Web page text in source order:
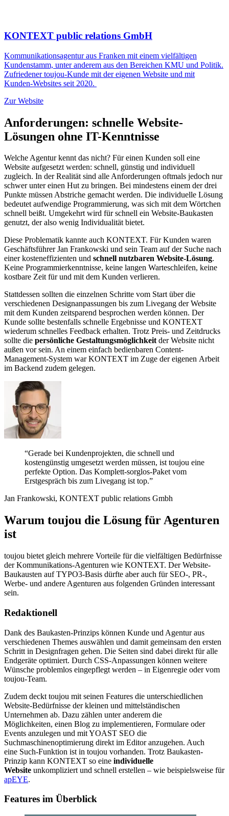
KONTEXT public relations GmbH
Kommunikationsagentur aus Franken mit einem vielfältigen
Kundenstamm, unter anderem aus den Bereichen KMU und Politik.
Zufriedener toujou-Kunde mit der eigenen Website und mit
Kunden-Websites seit 2020.
Zur Website
Anforderungen: schnelle Website-
Lösungen ohne IT-Kenntnisse
Welche Agentur kennt das nicht? Für einen Kunden soll eine
Website aufgesetzt werden: schnell, günstig und individuell
zugleich. In der Realität sind alle Anforderungen oftmals jedoch nur
schwer unter einen Hut zu bringen. Bei mindestens einem der drei
Punkte müssen Abstriche gemacht werden. Die individuelle Lösung
bedeutet aufwendige Programmierung, was sich mit dem Wörtchen
schnell beißt. Umgekehrt wird für schnell ein Website-Baukasten
genutzt, der also wenig Individualität bietet.
Diese Problematik kannte auch KONTEXT. Für Kunden waren
Geschäftsführer Jan Frankowski und sein Team auf der Suche nach
einer kosteneffizienten und schnell nutzbaren Website-Lösung.
Keine Programmierkenntnisse, keine langen Warteschleifen, keine
kostbare Zeit für und mit dem Kunden verlieren.
Stattdessen sollten die einzelnen Schritte vom Start über die
verschiedenen Designanpassungen bis zum Livegang der Website
mit dem Kunden zeitsparend besprochen werden können. Der
Kunde sollte bestenfalls schnelle Ergebnisse und KONTEXT
wiederum schnelles Feedback erhalten. Trotz Preis- und Zeitdrucks
sollte die persönliche Gestaltungsmöglichkeitder Website nicht
außen vor sein. An einem einfach bedienbaren Content-
Management-System war KONTEXT im Zuge der eigenen Arbeit
im Backend zudem gelegen.
“Gerade bei Kundenprojekten, die schnell und
kostengünstig umgesetzt werden müssen, ist toujou eine
perfekte Option. Das Komplett-sorglos-Paket vom
Erstgespräch bis zum Livegang ist top.”
Jan Frankowski, KONTEXT public relations Gmbh
Warum toujou die Lösung für Agenturen
ist
toujou bietet gleich mehrere Vorteile für die vielfältigen Bedürfnisse
der Kommunikations-Agenturen wie KONTEXT. Der Website-
Baukausten auf TYPO3-Basis dürfte aber auch für SEO-, PR-,
Werbe- und andere Agenturen aus folgenden Gründen interessant
sein.
Redaktionell
Dank des Baukasten-Prinzips können Kunde und Agentur aus
verschiedenen Themes auswählen und damit gemeinsam den ersten
Schritt in Designfragen gehen. Die Seiten sind dabei direkt für alle
Endgeräte optimiert. Durch CSS-Anpassungen können weitere
Wünsche problemlos eingepflegt werden – in Eigenregie oder vom
toujou-Team.
Zudem deckt toujou mit seinen Features die unterschiedlichen
Website-Bedürfnisse der kleinen und mittelständischen
Unternehmen ab. Dazu zählen unter anderem die
Möglichkeiten, einen Blog zu implementieren, Formulare oder
Events anzulegen und mit YOAST SEO die
Suchmaschinenoptimierung direkt im Editor anzugehen. Auch
eine Such-Funktion ist in toujou vorhanden. Trotz Baukasten-
Prinzip kann KONTEXT so eine individuelle
Website unkompliziert und schnell erstellen – wie beispielsweise für
apEYE.
Features im Überblick